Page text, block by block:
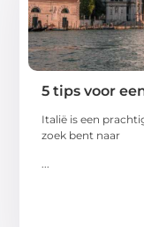
5 tips voor
Italië is een
zoek bent naar
...